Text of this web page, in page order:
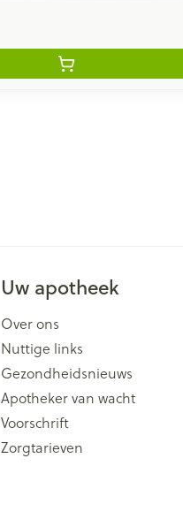
Uw apotheek
Over ons
Nuttige links
Gezondheidsnieuws
Apotheker van wacht
Voorschrift
Zorgtarieven